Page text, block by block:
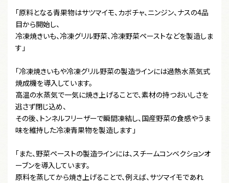
「原料となる青果物はサツマイモ、カボチャ、ニンジン、ナスの4品
目から開始し、
冷凍焼きいも、冷凍グリル野菜、冷凍野菜ペーストなどを製造しま
す」
「冷凍焼きいもや冷凍グリル野菜の製造ラインには過熱水蒸気式
焼成機を導入しています。
高温の水蒸気で一気に焼き上げることで、素材の持つおいしさを
逃さず閉じ込め、
その後、トンネルフリーザーで瞬間凍結し、国産野菜の食感やうま
味を維持した冷凍青果物を製造します」
「また、野菜ペーストの製造ラインには、スチームコンベクションオ
ーブンを導入しています。
原料を蒸してから焼き上げることで、例えば、サツマイモであれ